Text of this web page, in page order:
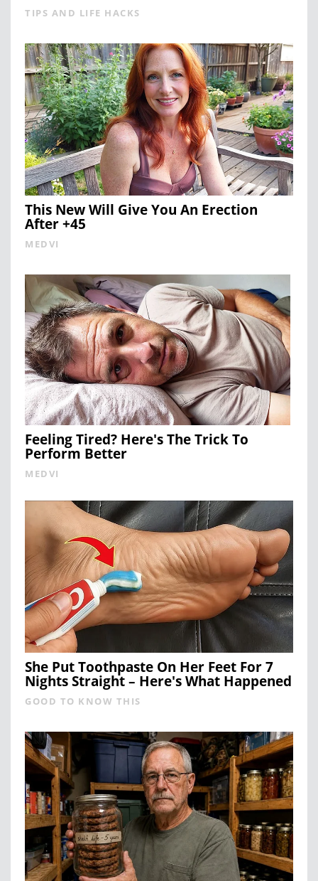
TIPS AND LIFE HACKS
This New Will Give You An Erection
After +45
MEDVI
Feeling Tired? Here's The Trick To
Perform Better
MEDVI
She Put Toothpaste On Her Feet For 7
Nights Straight – Here's What Happened
GOOD TO KNOW THIS